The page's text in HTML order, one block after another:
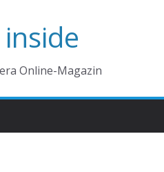
Online-Magazin